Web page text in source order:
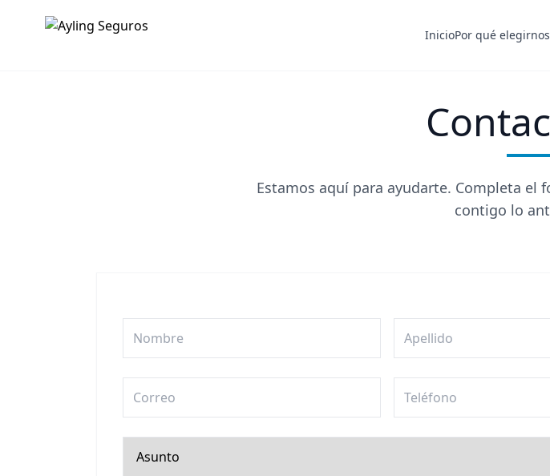
InicioPor qué elegirnos
Estamos aquí para ayudarte. Completa
contigo lo